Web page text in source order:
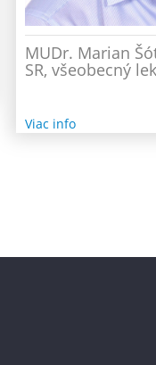
MUDr. Marian
SR, všeobecný
Viac info